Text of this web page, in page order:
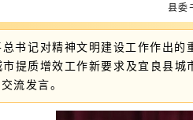
县委
书记对精神文明建设工作作出
提质增效工作新要求及宜良县
流发言。